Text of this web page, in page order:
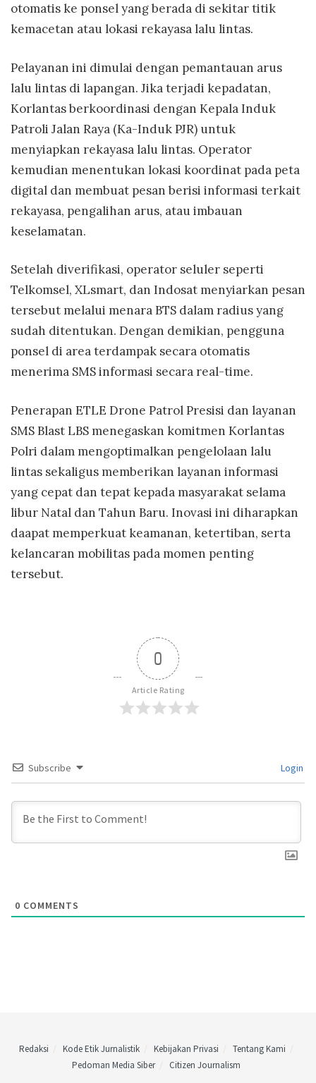
otomatis ke ponsel yang berada di sekitar titik
kemacetan atau lokasi rekayasa lalu lintas.
Pelayanan ini dimulai dengan pemantauan arus
lalu lintas di lapangan. Jika terjadi kepadatan,
Korlantas berkoordinasi dengan Kepala Induk
Patroli Jalan Raya (Ka-Induk PJR) untuk
menyiapkan rekayasa lalu lintas. Operator
kemudian menentukan lokasi koordinat pada peta
digital dan membuat pesan berisi informasi terkait
rekayasa, pengalihan arus, atau imbauan
keselamatan.
Setelah diverifikasi, operator seluler seperti
Telkomsel, XLsmart, dan Indosat menyiarkan pesan
tersebut melalui menara BTS dalam radius yang
sudah ditentukan. Dengan demikian, pengguna
ponsel di area terdampak secara otomatis
menerima SMS informasi secara real-time.
Penerapan ETLE Drone Patrol Presisi dan layanan
SMS Blast LBS menegaskan komitmen Korlantas
Polri dalam mengoptimalkan pengelolaan lalu
lintas sekaligus memberikan layanan informasi
yang cepat dan tepat kepada masyarakat selama
libur Natal dan Tahun Baru. Inovasi ini diharapkan
daapat memperkuat keamanan, ketertiban, serta
kelancaran mobilitas pada momen penting
tersebut.
0
Article Rating
Subscribe Login
0 COMMENTS
Redaksi Kode Etik Jurnalistik Kebijakan Privasi
Tentang Kami
Pedoman Media Siber
Citizen Journalism